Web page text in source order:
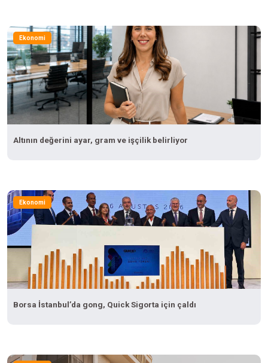
Ekonomi
Altının değerini ayar, gram ve işçilik belirliyor
Ekonomi
Borsa İstanbul’da gong, Quick Sigorta için çaldı